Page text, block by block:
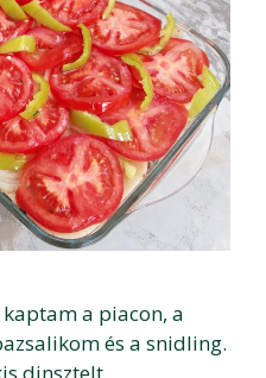
a piacon, a
és a snidling.
dinsztelt